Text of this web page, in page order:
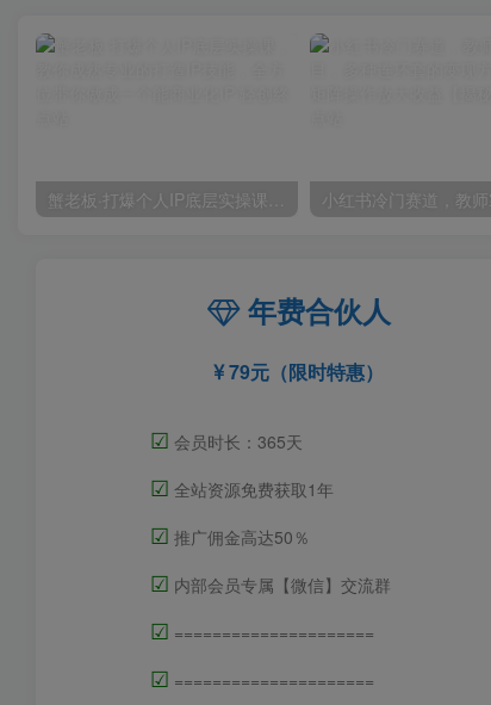
蟹老板·打爆个人IP底层实操课，教你成熟专业的打造IP技能，全方位带你做成一个能商业化IP
年费合伙人
79元（限时特惠）
☑ 会员时长：365天
☑ 全站资源免费获取1年
☑ 推广佣金高达50％
☑ 内部会员专属【微信】交流群
☑ =====================
☑ =====================